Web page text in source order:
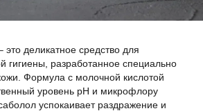
деликатное средство для
гигиены, разработанное специально
Формула с молочной кислотой
уровень pH и микрофлору
успокаивает раздражение и